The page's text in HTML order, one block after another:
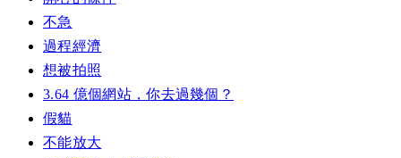
不急
過程經濟
想被拍照
3.64 億個網站，你去過幾個？
假貓
不能放大